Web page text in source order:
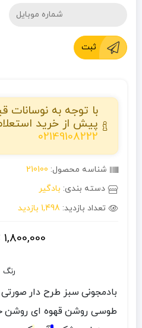
ثبت
با توجه به نوسانات
پیش از خرید
02149108222
شناسه محصول: 210100
دسته بندی: بادگیر
تعداد بازدید: 1,498 بازدید
1,800,000
رنگ
بادمجونی سبز طرح دار
طوسی روشن قهوه ای روشن